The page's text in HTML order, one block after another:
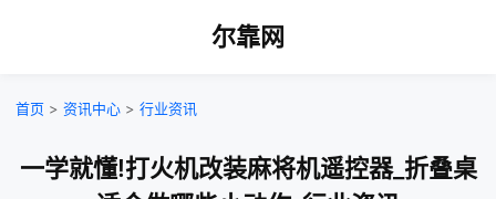
尔靠网
首页 > 资讯中心 > 行业资讯
一学就懂!打火机改装麻将机遥控器_折叠桌